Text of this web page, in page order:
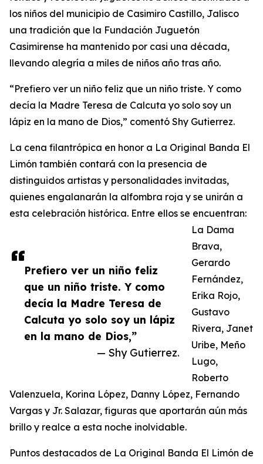
Prefiero ver un niño feliz
que un niño triste. Y como
decía la Madre Teresa de
Calcuta yo solo soy un lápiz
en la mano de Dios,”
— Shy Gutierrez.
los niños del municipio de Casimiro Castillo, Jalisco
una tradición que la Fundación Juguetón
Casimirense ha mantenido por casi una década,
llevando alegría a miles de niños año tras año.
“Prefiero ver un niño feliz que un niño triste. Y como
decía la Madre Teresa de Calcuta yo solo soy un
lápiz en la mano de Dios,” comentó Shy Gutierrez.
La cena filantrópica en honor a La Original Banda El
Limón también contará con la presencia de
distinguidos artistas y personalidades invitadas,
quienes engalanarán la alfombra roja y se unirán a
esta celebración histórica. Entre ellos se encuentran:
La Dama
Brava,
Gerardo
Fernández,
Erika Rojo,
Gustavo
Rivera, Janet
Uribe, Meño
Lugo,
Roberto
Valenzuela, Korina López, Danny López, Fernando
Vargas y Jr. Salazar, figuras que aportarán aún más
brillo y realce a esta noche inolvidable.
Puntos destacados de La Original Banda El Limón de